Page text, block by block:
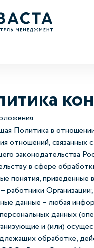
Политика в
отношений, связанных
законодательства
в сфере
понятия,
работники Организации;
данные – любая
данных
и (или)
обработке,